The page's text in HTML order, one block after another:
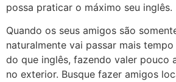
possa praticar o máximo seu inglês.
Quando os seus amigos são
naturalmente vai passar mais
do que inglês, fazendo valer pouco
no exterior. Busque fazer amigos